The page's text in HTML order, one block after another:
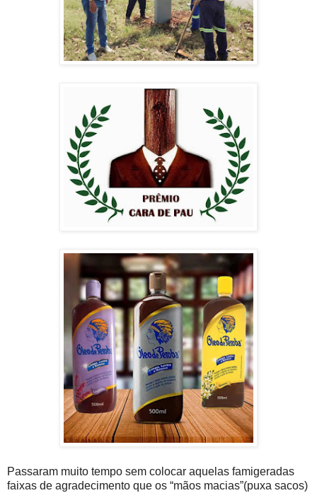
Passaram muito tempo sem colocar aquelas famigeradas
faixas de agradecimento que os “mãos macias”(puxa sacos)